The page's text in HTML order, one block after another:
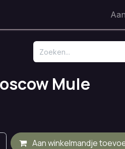
Mule
Aan winkelmandje